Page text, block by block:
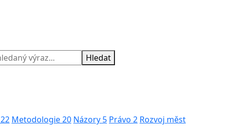
Hledat
22 Metodologie20 Názory 5 Právo 2 Rozvoj měst